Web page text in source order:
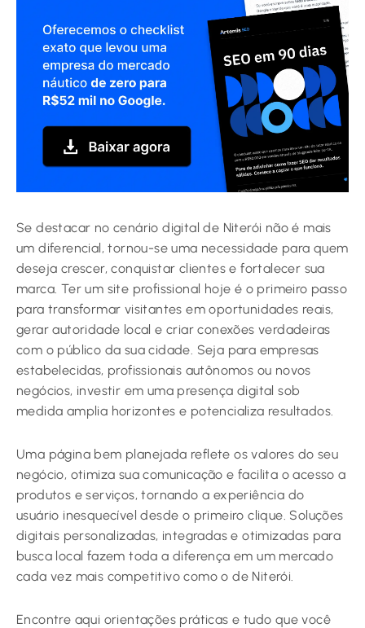
Se destacar no cenário digital de Niterói não é mais
um diferencial, tornou-se uma necessidade para quem
deseja crescer, conquistar clientes e fortalecer sua
marca. Ter um site profissional hoje é o primeiro passo
para transformar visitantes em oportunidades reais,
gerar autoridade local e criar conexões verdadeiras
com o público da sua cidade. Seja para empresas
estabelecidas, profissionais autônomos ou novos
negócios, investir em uma presença digital sob
medida amplia horizontes e potencializa resultados.
Uma página bem planejada reflete os valores do seu
negócio, otimiza sua comunicação e facilita o acesso a
produtos e serviços, tornando a experiência do
usuário inesquecível desde o primeiro clique. Soluções
digitais personalizadas, integradas e otimizadas para
busca local fazem toda a diferença em um mercado
cada vez mais competitivo como o de Niterói.
Encontre aqui orientações práticas e tudo que você